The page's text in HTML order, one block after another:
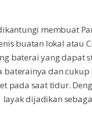
membuat
buatan lokal atau
baterai yang dapat
dan
pada saat tidur.
layak dijadikan